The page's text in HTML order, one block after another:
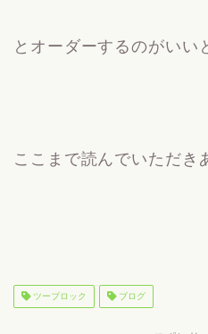
とオーダーするのがいい
ここまで読んでいただき
ツーブロック ブログ